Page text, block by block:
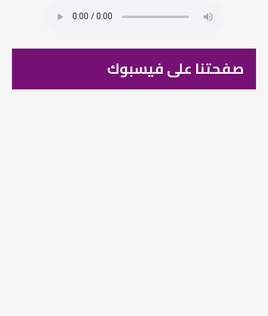
صفحتنا على فيسبوك